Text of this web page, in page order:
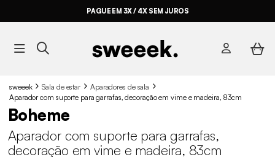
BYE BYE STOCK ATÉ -70%*
PAGUE EM 3X / 4X SEM JUROS
sweeek Sala de estar
Aparadores de sala
Aparador com suporte para garrafas, decoração em vime e madeira, 83cm
Boheme
Aparador com suporte para garrafas,
decoração em vime e madeira, 83cm